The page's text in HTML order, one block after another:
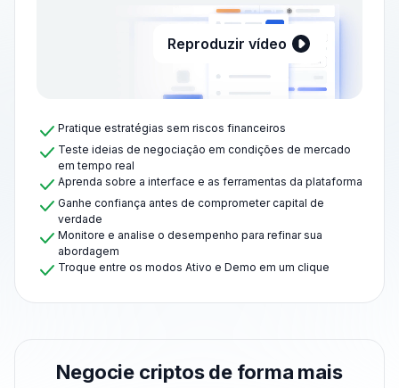
Pratique estratégias sem riscos financeiros
Teste ideias de negociação em condições de mercado
em tempo real
Aprenda sobre a interface e as ferramentas da plataforma
Ganhe confiança antes de comprometer capital de
verdade
Monitore e analise o desempenho para refinar sua
abordagem
Troque entre os modos Ativo e Demo em um clique
Reproduzir vídeo
Negocie criptos de forma mais